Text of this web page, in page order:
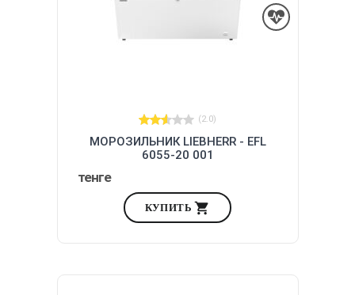
(2.0)
МОРОЗИЛЬНИК LIEBHERR - EFL
6055-20 001
тенге
КУПИТЬ